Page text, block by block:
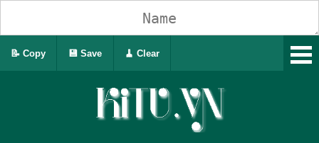
📝 Copy 💾 Save 🧹 Clear